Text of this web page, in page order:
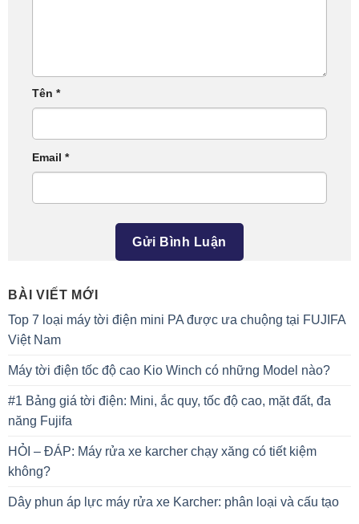
Tên *
Email *
BÀI VIẾT MỚI
Top 7 loại máy tời điện mini PA được ưa chuộng tại FUJIFA
Việt Nam
Máy tời điện tốc độ cao Kio Winch có những Model nào?
#1 Bảng giá tời điện: Mini, ắc quy, tốc độ cao, mặt đất, đa
năng Fujifa
HỎI – ĐÁP: Máy rửa xe karcher chạy xăng có tiết kiệm
không?
Dây phun áp lực máy rửa xe Karcher: phân loại và cấu tạo